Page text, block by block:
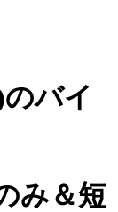
バイ
み＆短